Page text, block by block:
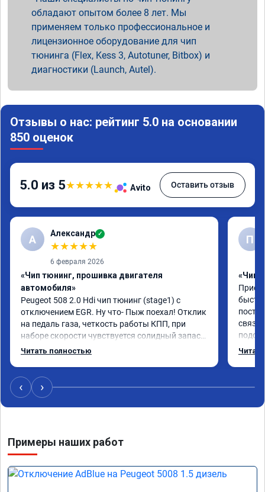
обладают опытом более 8 лет. Мы
применяем только профессиональное и
лицензионное оборудование для чип
тюнинга (Flex, Kess 3, Autotuner, Bitbox) и
диагностики (Launch, Autel).
Отзывы о нас: рейтинг 5.0 на основании
850 оценок
5.0 из 5★★★★★ Avito Оставить отзыв
А Александр ✓
★★★★★
6 февраля 2026
«Чип тюнинг, прошивка двигателя
автомобиля»
Peugeot 508 2.0 Hdi чип тюнинг (stage1) с
отключением EGR. Ну что- Пыж поехал! Отклик
на педаль газа, четкость работы КПП, при
наборе скорости чувствуется солидный запас
мощности. Ребята постарались на совесть,
Читать полностью
П
«Чип
‹ ›
Примеры наших работ